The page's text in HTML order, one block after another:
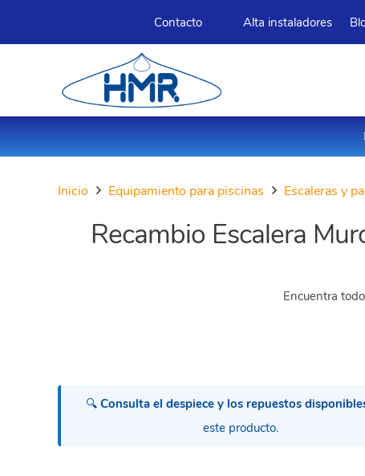
Contacto Alta instaladores
Inicio Equipamiento para piscinas Escaleras y
Recambio Escalera
Encuentra
🔍 Consulta el despiece y los repuestos
este producto.